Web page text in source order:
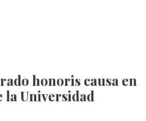
honoris causa en
Universidad